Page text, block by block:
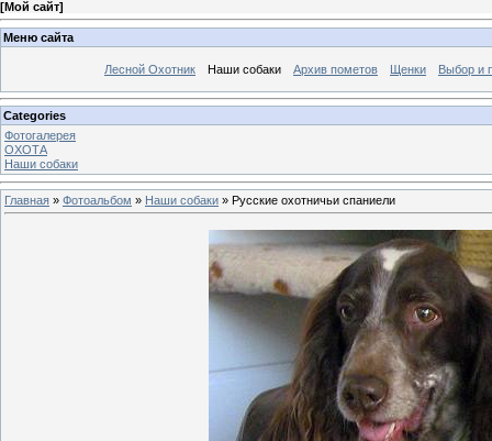
[Мой сайт]
Меню сайта
Лесной Охотник Наши собаки Архив пометов Щенки Выбор и
Categories
Фотогалерея
ОХОТА
Наши собаки
Главная » Фотоальбом » Наши собаки » Русские охотничьи спаниели